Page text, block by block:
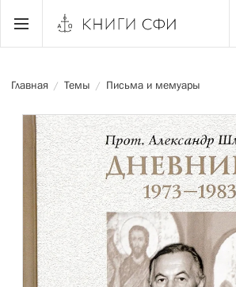
Главная / Темы / Письма и мемуары